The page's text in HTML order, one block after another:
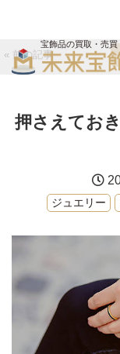
宝飾品の買取・売
未来宝飾マガ
« 前の記事
押さえてお
ジュエリー